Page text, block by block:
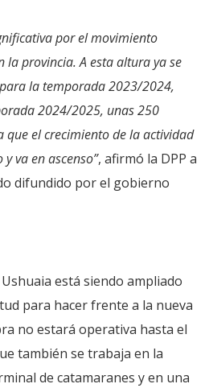
por el movimiento
la provincia. A esta altura ya se
la temporada 2023/2024,
2024/2025, unas 250
que el crecimiento de la actividad
va en ascenso”, afirmó la DPP a
difundido por el gobierno
está siendo ampliado
para hacer frente a la nueva
no estará operativa hasta el
también se trabaja en la
de catamaranes y en una